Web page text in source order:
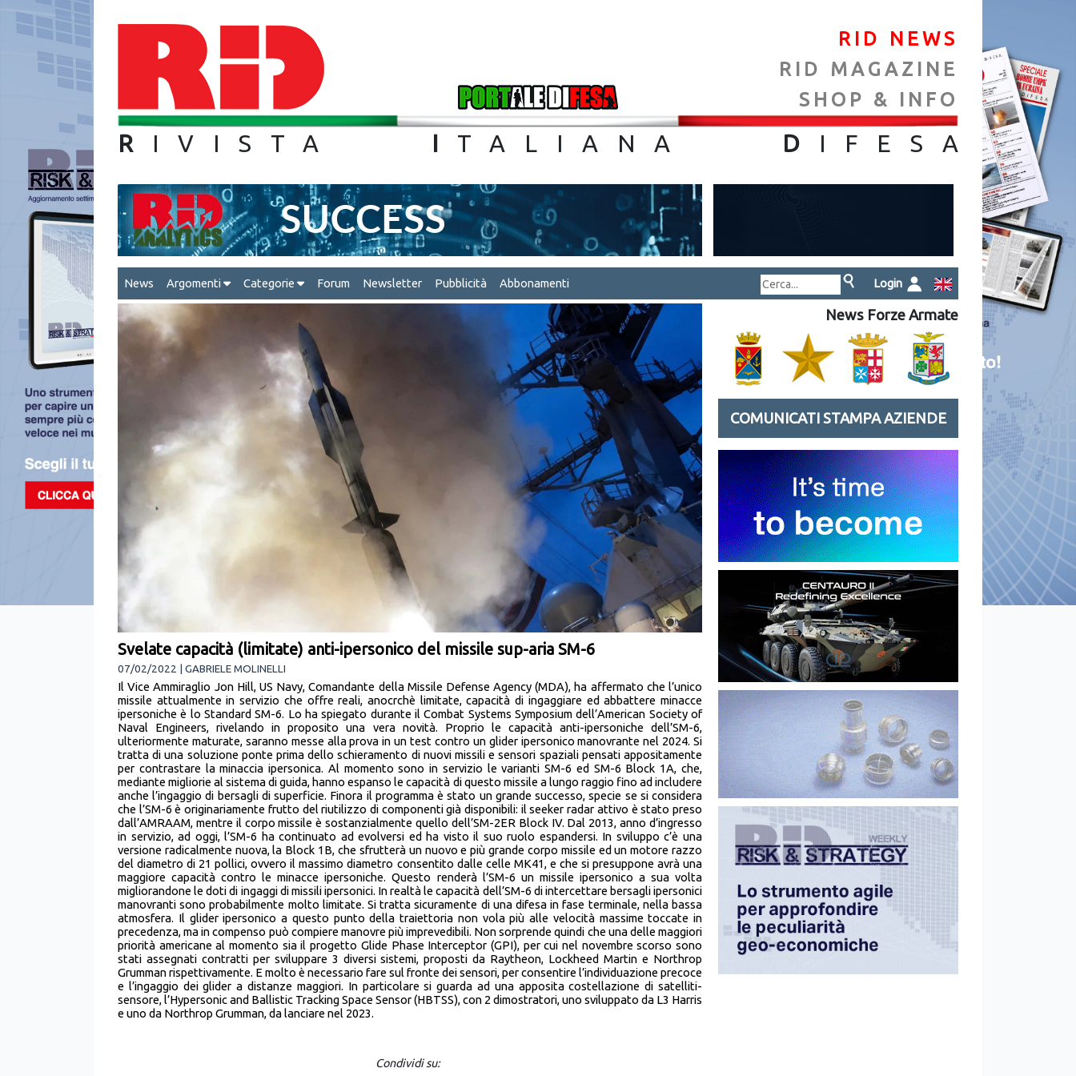
RID NEWS
RID MAGAZINE
SHOP & INFO
R IVISTA I TALIANA D IFES A
News Argomenti Categorie Forum Newsletter Pubblicità Abbonamenti Login
Svelate capacità (limitate) anti-ipersonico del missile sup-aria SM-6
07/02/2022 | GABRIELE MOLINELLI
Il Vice Ammiraglio Jon Hill, US Navy, Comandante della Missile Defense Agency (MDA), ha affermato che l’unico
missile attualmente in servizio che offre reali, anocrchè limitate, capacità di ingaggiare ed abbattere minacce
ipersoniche è lo Standard SM-6. Lo ha spiegato durante il Combat Systems Symposium dell’American Society of
Naval Engineers, rivelando in proposito una vera novità. Proprio le capacità anti-ipersoniche dell’SM-6,
ulteriormente maturate, saranno messe alla prova in un test contro un glider ipersonico manovrante nel 2024. Si
tratta di una soluzione ponte prima dello schieramento di nuovi missili e sensori spaziali pensati appositamente
per contrastare la minaccia ipersonica. Al momento sono in servizio le varianti SM-6 ed SM-6 Block 1A, che,
mediante migliorie al sistema di guida, hanno espanso le capacità di questo missile a lungo raggio fino ad includere
anche l’ingaggio di bersagli di superficie. Finora il programma è stato un grande successo, specie se si considera
che l’SM-6 è originariamente frutto del riutilizzo di componenti già disponibili: il seeker radar attivo è stato preso
dall’AMRAAM, mentre il corpo missile è sostanzialmente quello dell’SM-2ER Block IV. Dal 2013, anno d’ingresso
in servizio, ad oggi, l’SM-6 ha continuato ad evolversi ed ha visto il suo ruolo espandersi. In sviluppo c’è una
versione radicalmente nuova, la Block 1B, che sfrutterà un nuovo e più grande corpo missile ed un motore razzo
del diametro di 21 pollici, ovvero il massimo diametro consentito dalle celle MK41, e che si presuppone avrà una
maggiore capacità contro le minacce ipersoniche. Questo renderà l’SM-6 un missile ipersonico a sua volta
migliorandone le doti di ingaggi di missili ipersonici. In realtà le capacità dell’SM-6 di intercettare bersagli ipersonici
manovranti sono probabilmente molto limitate. Si tratta sicuramente di una difesa in fase terminale, nella bassa
atmosfera. Il glider ipersonico a questo punto della traiettoria non vola più alle velocità massime toccate in
precedenza, ma in compenso può compiere manovre più imprevedibili. Non sorprende quindi che una delle maggiori
priorità americane al momento sia il progetto Glide Phase Interceptor (GPI), per cui nel novembre scorso sono
stati assegnati contratti per sviluppare 3 diversi sistemi, proposti da Raytheon, Lockheed Martin e Northrop
Grumman rispettivamente. E molto è necessario fare sul fronte dei sensori, per consentire l’individuazione precoce
e l’ingaggio dei glider a distanze maggiori. In particolare si guarda ad una apposita costellazione di satelliti-
sensore, l’Hypersonic and Ballistic Tracking Space Sensor (HBTSS), con 2 dimostratori, uno sviluppato da L3 Harris
e uno da Northrop Grumman, da lanciare nel 2023.
Condividi su:
News Forze Armate
COMUNICATI STAMPA AZIENDE